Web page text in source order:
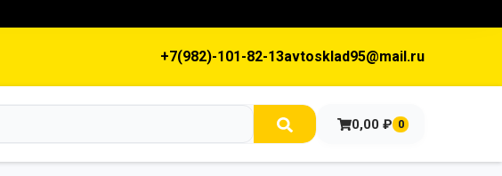
+7(982)-101-82-13avtosklad95@mail.ru
0,00 ₽ 0